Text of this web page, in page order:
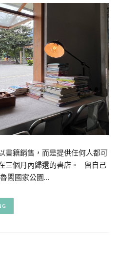
書籍銷售，而是提供任何人都可
三個月內歸還的書店。 留自己
閣國家公園…